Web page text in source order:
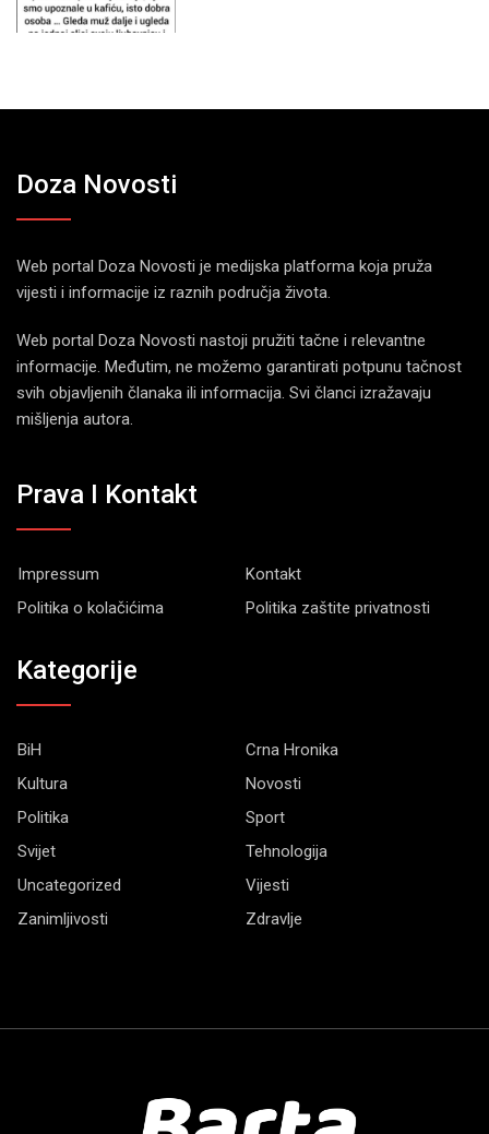
Doza Novosti
Web portal Doza Novosti je medijska platforma koja pruža
vijesti i informacije iz raznih područja života.
Web portal Doza Novosti nastoji pružiti tačne i relevantne
informacije. Međutim, ne možemo garantirati potpunu tačnost
svih objavljenih članaka ili informacija. Svi članci izražavaju
mišljenja autora.
Prava I Kontakt
Impressum
Kontakt
Politika o kolačićima
Politika zaštite privatnosti
Kategorije
BiH
Crna Hronika
Kultura
Novosti
Politika
Sport
Svijet
Tehnologija
Uncategorized
Vijesti
Zanimljivosti
Zdravlje